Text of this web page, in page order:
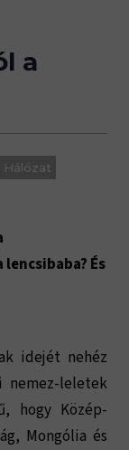
a
Hálózat
És
idejét nehéz
nemez-leletek
hogy Közép-
Mongólia és